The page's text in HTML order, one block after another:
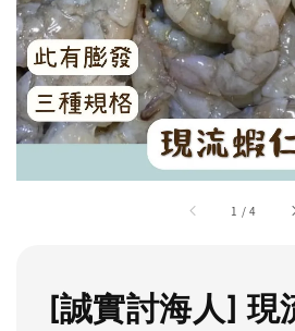
1 /4
[誠實討海人] 現